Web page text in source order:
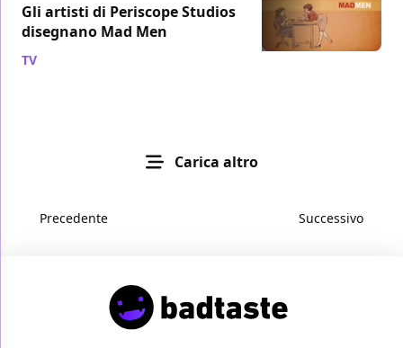
Gli artisti di Periscope Studios
disegnano Mad Men
TV
Carica altro
Precedente Successivo